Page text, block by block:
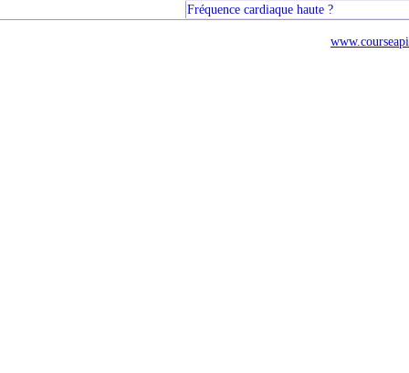
Fréquence cardiaque haute ?